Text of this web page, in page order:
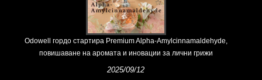
Odowell гордо стартира Premium Alpha-Amylcinnamaldehyde,
повишаване на аромата и иновации за лични грижи
2025/09/12